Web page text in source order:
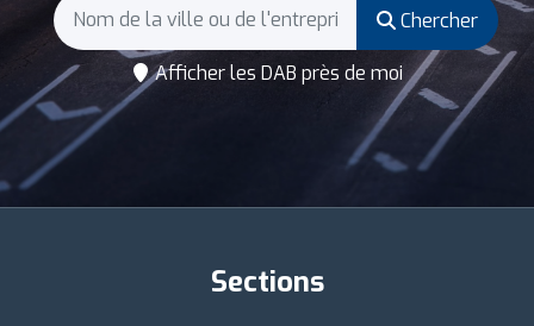
Chercher
Afficher les DAB près de moi
Sections